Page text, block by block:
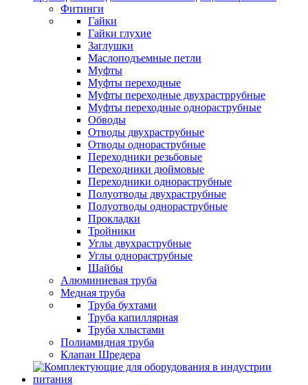
Фитинги
Гайки
Гайки глухие
Заглушки
Маслоподъемные петли
Муфты
Муфты переходные
Муфты переходные двухрастррубные
Муфты переходные однораструбные
Обводы
Отводы двухраструбные
Отводы однораструбные
Переходники резьбовые
Переходники дюймовые
Переходники однораструбные
Полуотводы двухраструбные
Полуотводы однораструбные
Прокладки
Тройники
Углы двухраструбные
Углы однораструбные
Шайбы
Алюминиевая труба
Медная труба
Труба бухтами
Труба капиллярная
Труба хлыстами
Полиамидная труба
Клапан Шредера